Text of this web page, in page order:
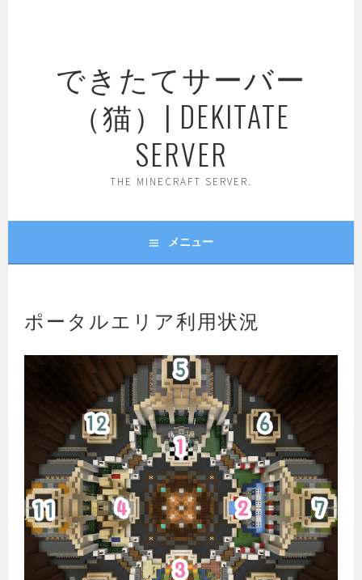
できたてサーバー
（猫）| DEKITATE
SERVER
THE MINECRAFT SERVER.
メニュー
ポータルエリア利用状況